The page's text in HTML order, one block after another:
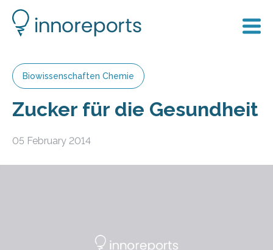
Biowissenschaften Chemie
Zucker für die Gesundheit
05 February 2014